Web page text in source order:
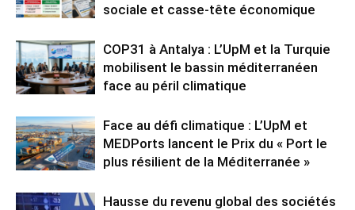
sociale et casse-tête économique
COP31 à Antalya : L’UpM et la Turquie
mobilisent le bassin méditerranéen
face au péril climatique
Face au défi climatique : L’UpM et
MEDPorts lancent le Prix du « Port le
plus résilient de la Méditerranée »
Hausse du revenu global des sociétés